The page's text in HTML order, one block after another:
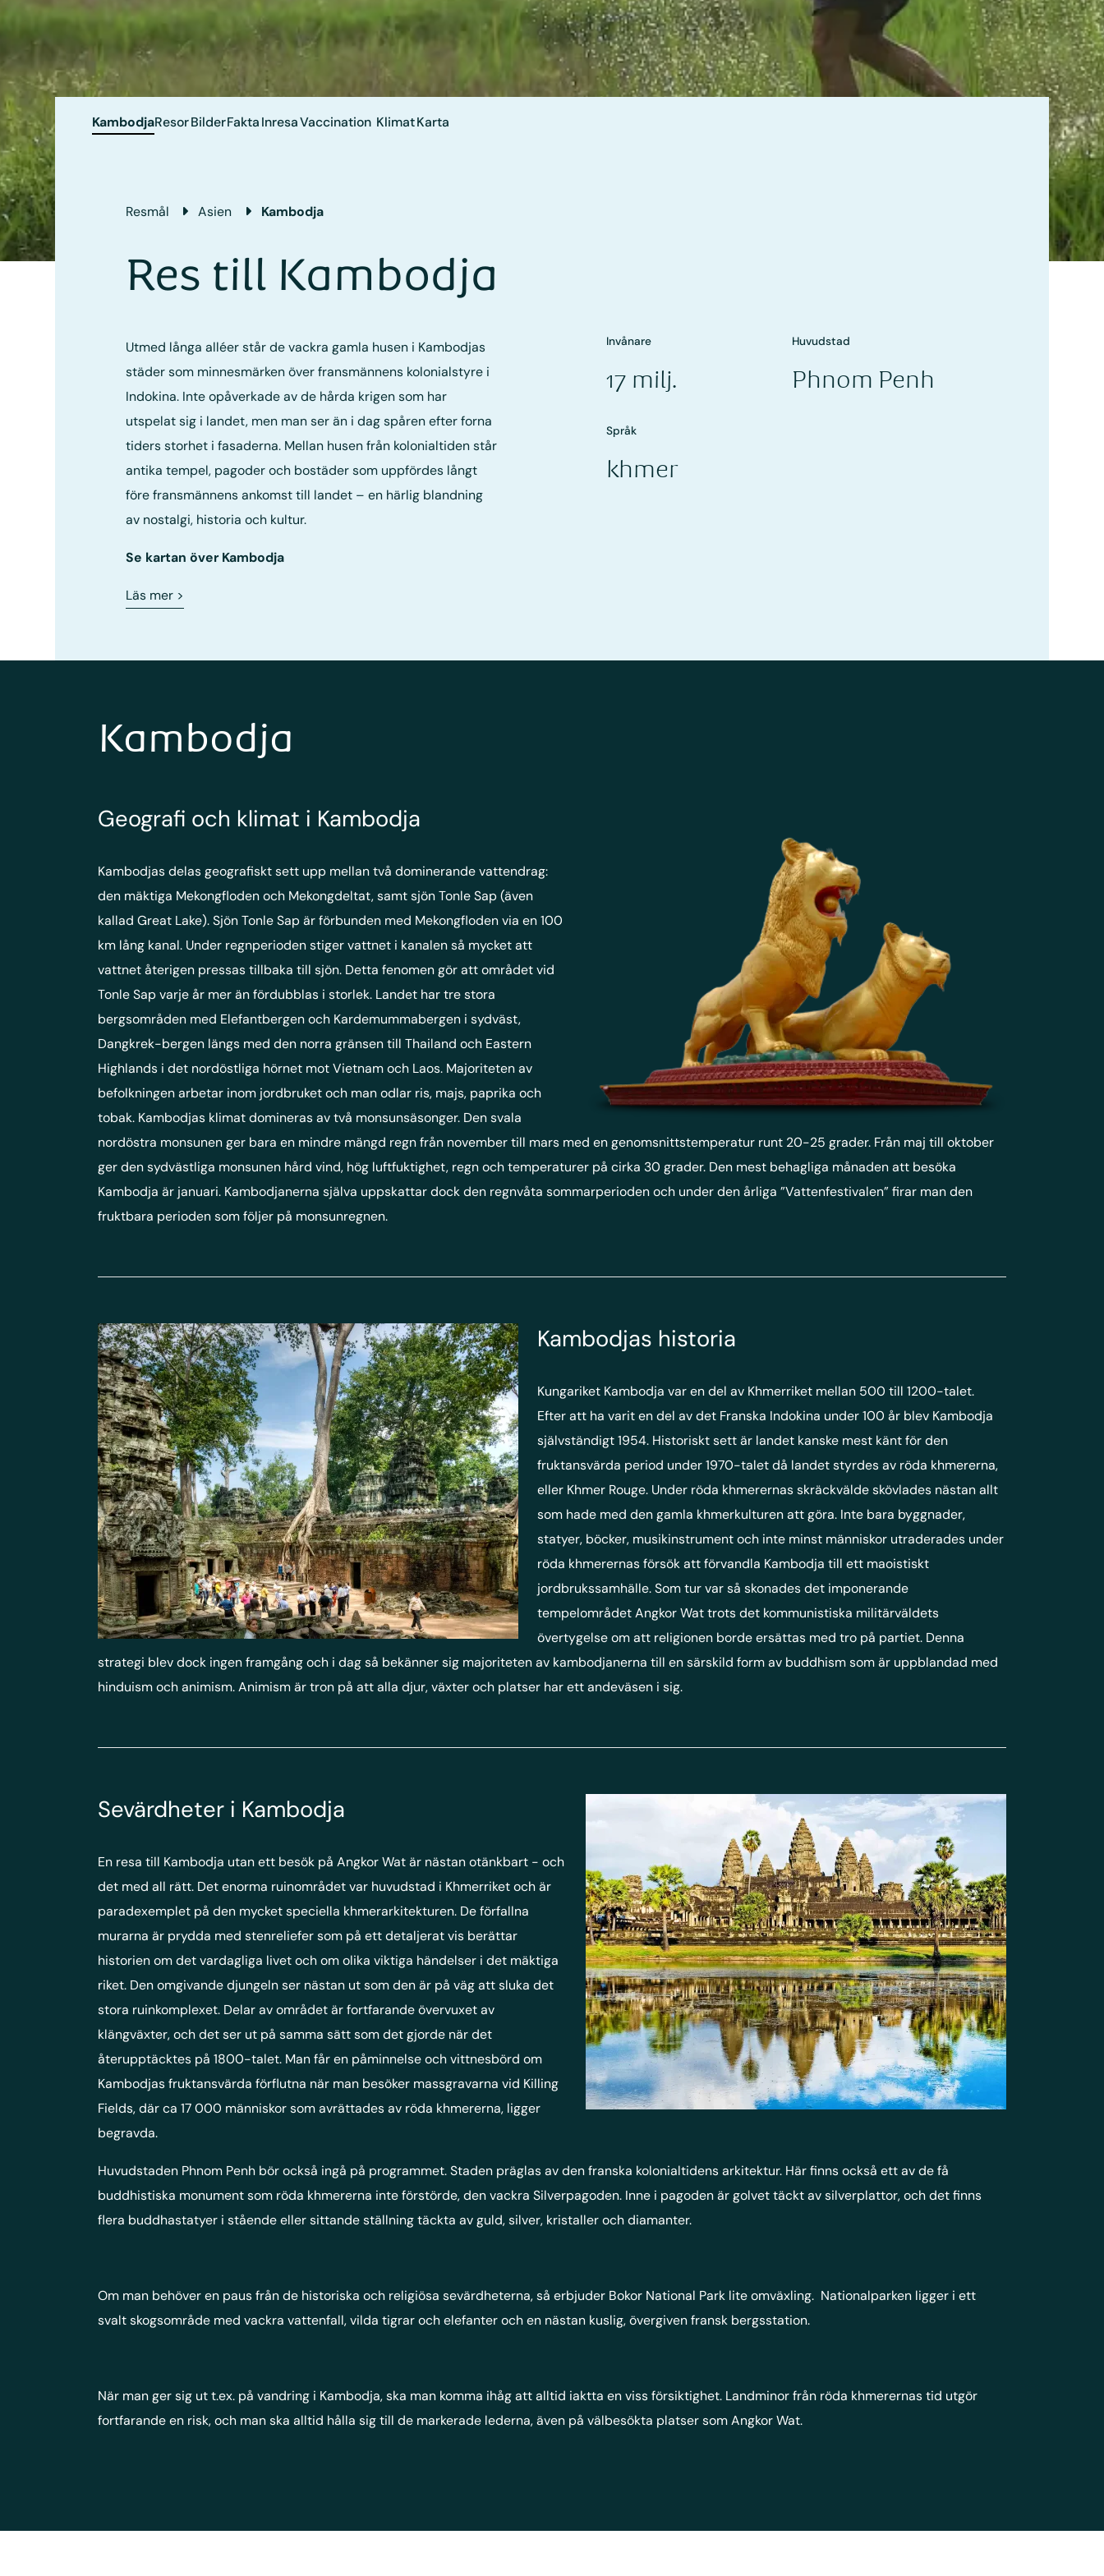
KambodjaResorBilderFaktaInresaVaccination KlimatKarta
Resmål Asien Kambodja
Res till Kambodja
Utmed långa alléer står de vackra gamla husen i Kambodjas
städer som minnesmärken över fransmännens kolonialstyre i
Indokina. Inte opåverkade av de hårda krigen som har
utspelat sig i landet, men man ser än i dag spåren efter forna
tiders storhet i fasaderna. Mellan husen från kolonialtiden står
antika tempel, pagoder och bostäder som uppfördes långt
före fransmännens ankomst till landet – en härlig blandning
av nostalgi, historia och kultur.
Se kartan över Kambodja
Läs mer >
Invånare
17 milj.
Huvudstad
Phnom Penh
Språk
khmer
Kambodja
Geografi och klimat i Kambodja
Kambodjas delas geografiskt sett upp mellan två dominerande vattendrag:
den mäktiga Mekongfloden och Mekongdeltat, samt sjön Tonle Sap (även
kallad Great Lake). Sjön Tonle Sap är förbunden med Mekongfloden via en 100
km lång kanal. Under regnperioden stiger vattnet i kanalen så mycket att
vattnet återigen pressas tillbaka till sjön. Detta fenomen gör att området vid
Tonle Sap varje år mer än fördubblas i storlek. Landet har tre stora
bergsområden med Elefantbergen och Kardemummabergen i sydväst,
Dangkrek-bergen längs med den norra gränsen till Thailand och Eastern
Highlands i det nordöstliga hörnet mot Vietnam och Laos. Majoriteten av
befolkningen arbetar inom jordbruket och man odlar ris, majs, paprika och
tobak. Kambodjas klimat domineras av två monsunsäsonger. Den svala
nordöstra monsunen ger bara en mindre mängd regn från november till mars med en genomsnittstemperatur runt 20-25 grader. Från maj till oktober
ger den sydvästliga monsunen hård vind, hög luftfuktighet, regn och temperaturer på cirka 30 grader. Den mest behagliga månaden att besöka
Kambodja är januari. Kambodjanerna själva uppskattar dock den regnvåta sommarperioden och under den årliga ”Vattenfestivalen” firar man den
fruktbara perioden som följer på monsunregnen.
Kambodjas historia
Kungariket Kambodja var en del av Khmerriket mellan 500 till 1200-talet.
Efter att ha varit en del av det Franska Indokina under 100 år blev Kambodja
självständigt 1954. Historiskt sett är landet kanske mest känt för den
fruktansvärda period under 1970-talet då landet styrdes av röda khmererna,
eller Khmer Rouge. Under röda khmerernas skräckvälde skövlades nästan allt
som hade med den gamla khmerkulturen att göra. Inte bara byggnader,
statyer, böcker, musikinstrument och inte minst människor utraderades under
röda khmerernas försök att förvandla Kambodja till ett maoistiskt
jordbrukssamhälle. Som tur var så skonades det imponerande
tempelområdet Angkor Wat trots det kommunistiska militärväldets
övertygelse om att religionen borde ersättas med tro på partiet. Denna
strategi blev dock ingen framgång och i dag så bekänner sig majoriteten av kambodjanerna till en särskild form av buddhism som är uppblandad med
hinduism och animism. Animism är tron på att alla djur, växter och platser har ett andeväsen i sig.
Sevärdheter i Kambodja
En resa till Kambodja utan ett besök på Angkor Wat är nästan otänkbart - och
det med all rätt. Det enorma ruinområdet var huvudstad i Khmerriket och är
paradexemplet på den mycket speciella khmerarkitekturen. De förfallna
murarna är prydda med stenreliefer som på ett detaljerat vis berättar
historien om det vardagliga livet och om olika viktiga händelser i det mäktiga
riket. Den omgivande djungeln ser nästan ut som den är på väg att sluka det
stora ruinkomplexet. Delar av området är fortfarande övervuxet av
klängväxter, och det ser ut på samma sätt som det gjorde när det
återupptäcktes på 1800-talet. Man får en påminnelse och vittnesbörd om
Kambodjas fruktansvärda förflutna när man besöker massgravarna vid Killing
Fields, där ca 17 000 människor som avrättades av röda khmererna, ligger
begravda.
Huvudstaden Phnom Penh bör också ingå på programmet. Staden präglas av den franska kolonialtidens arkitektur. Här finns också ett av de få
buddhistiska monument som röda khmererna inte förstörde, den vackra Silverpagoden. Inne i pagoden är golvet täckt av silverplattor, och det finns
flera buddhastatyer i stående eller sittande ställning täckta av guld, silver, kristaller och diamanter.
Om man behöver en paus från de historiska och religiösa sevärdheterna, så erbjuder Bokor National Park lite omväxling. Nationalparken ligger i ett
svalt skogsområde med vackra vattenfall, vilda tigrar och elefanter och en nästan kuslig, övergiven fransk bergsstation.
När man ger sig ut t.ex. på vandring i Kambodja, ska man komma ihåg att alltid iaktta en viss försiktighet. Landminor från röda khmerernas tid utgör
fortfarande en risk, och man ska alltid hålla sig till de markerade lederna, även på välbesökta platser som Angkor Wat.